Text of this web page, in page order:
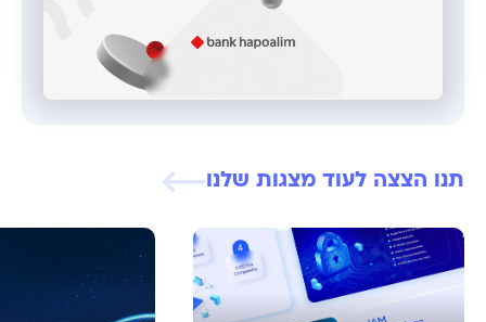
תנו הצצה לעוד מצגות שלנו